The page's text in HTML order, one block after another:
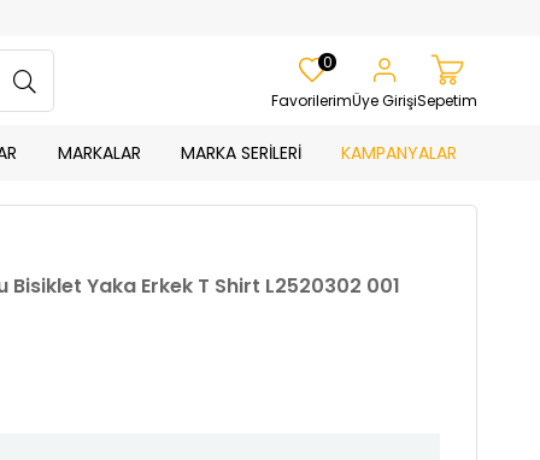
Favorilerim
0
Üye GirişiSepetim
MARKALAR MARKA SERİLERİ KAMPANYALAR
Bisiklet Yaka Erkek T Shirt L2520302 001